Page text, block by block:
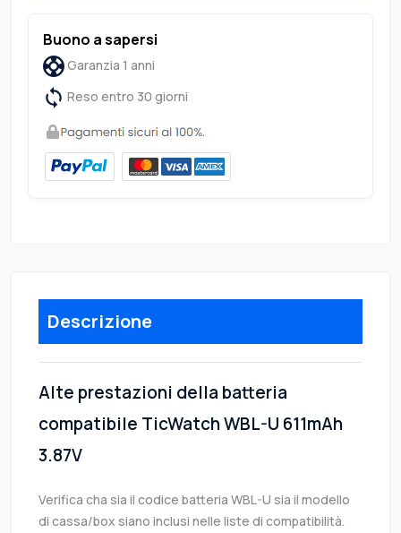
Buono a sapersi
Garanzia 1 anni
Reso entro 30 giorni
Descrizione
Alte prestazioni della batteria
compatibile TicWatch WBL-U 611mAh
3.87V
Verifica cha sia il codice batteria WBL-U sia il modello
di cassa/box siano inclusi nelle liste di compatibilità.